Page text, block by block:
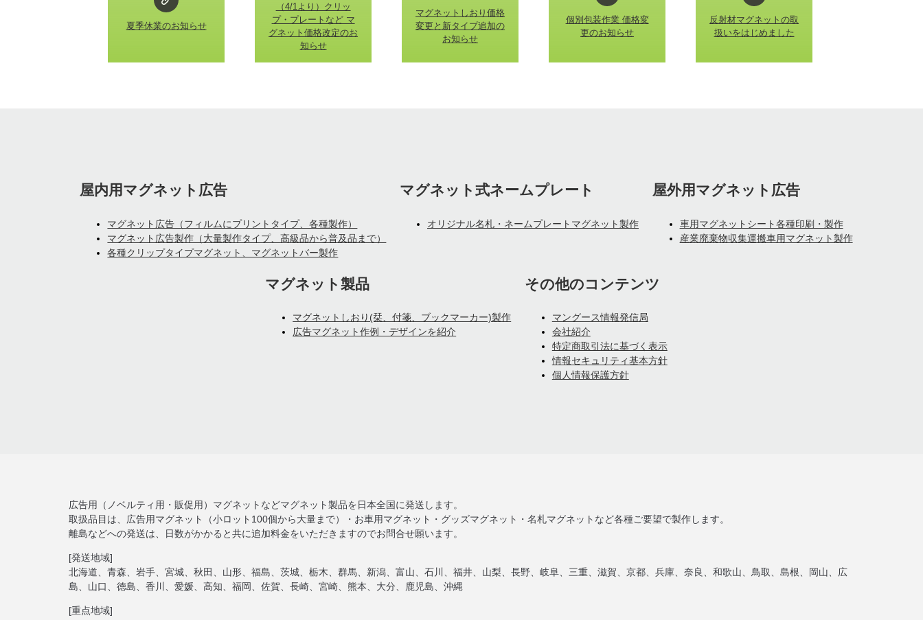
夏季休業のお知らせ
（4/1より）クリッ
プ・プレートなど マ
グネット価格改定のお
知らせ
マグネットしおり価格
変更と新タイプ追加の
お知らせ
個別包装作業 価格変
更のお知らせ
反射材マグネットの取
扱いをはじめました
屋内用マグネット広告
マグネット広告（フィルムにプリントタイプ、各種製作）
マグネット広告製作（大量製作タイプ、高級品から普及品まで）
各種クリップタイプマグネット、マグネットバー製作
マグネット式ネームプレート
オリジナル名札・ネームプレートマグネット製作
屋外用マグネット広告
車用マグネットシート各種印刷・製作
産業廃棄物収集運搬車用マグネット製作
マグネット製品
マグネットしおり(栞、付箋、ブックマーカー)製作
広告マグネット作例・デザインを紹介
その他のコンテンツ
マングース情報発信局
会社紹介
特定商取引法に基づく表示
情報セキュリティ基本方針
個人情報保護方針
広告用（ノベルティ用・販促用）マグネットなどマグネット製品を日本全国に発送します。
取扱品目は、広告用マグネット（小ロット100個から大量まで）・お車用マグネット・グッズマグネット・名札マグネットなど各種ご要望で製作します。
離島などへの発送は、日数がかかると共に追加料金をいただきますのでお問合せ願います。
[発送地域]
北海道、青森、岩手、宮城、秋田、山形、福島、茨城、栃木、群馬、新潟、富山、石川、福井、山梨、長野、岐阜、三重、滋賀、京都、兵庫、奈良、和歌山、鳥取、島根、岡山、広
島、山口、徳島、香川、愛媛、高知、福岡、佐賀、長崎、宮崎、熊本、大分、鹿児島、沖縄
[重点地域]